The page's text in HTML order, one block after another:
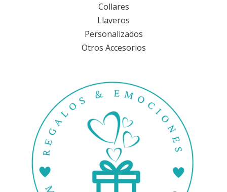
Collares
Llaveros
Personalizados
Otros Accesorios